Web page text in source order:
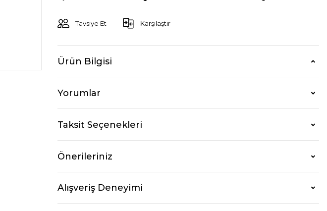
Tavsiye Et Karşılaştır
Ürün Bilgisi
Yorumlar
Taksit Seçenekleri
Önerileriniz
Alışveriş Deneyimi